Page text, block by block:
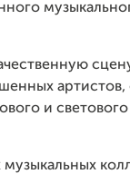
артистов,
и светового